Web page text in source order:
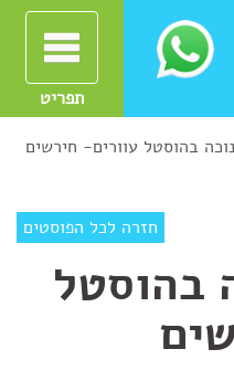
תפריט
בהוסטל עוורים- חירשים
חזרה לכל הפוסטים
בהוסטל